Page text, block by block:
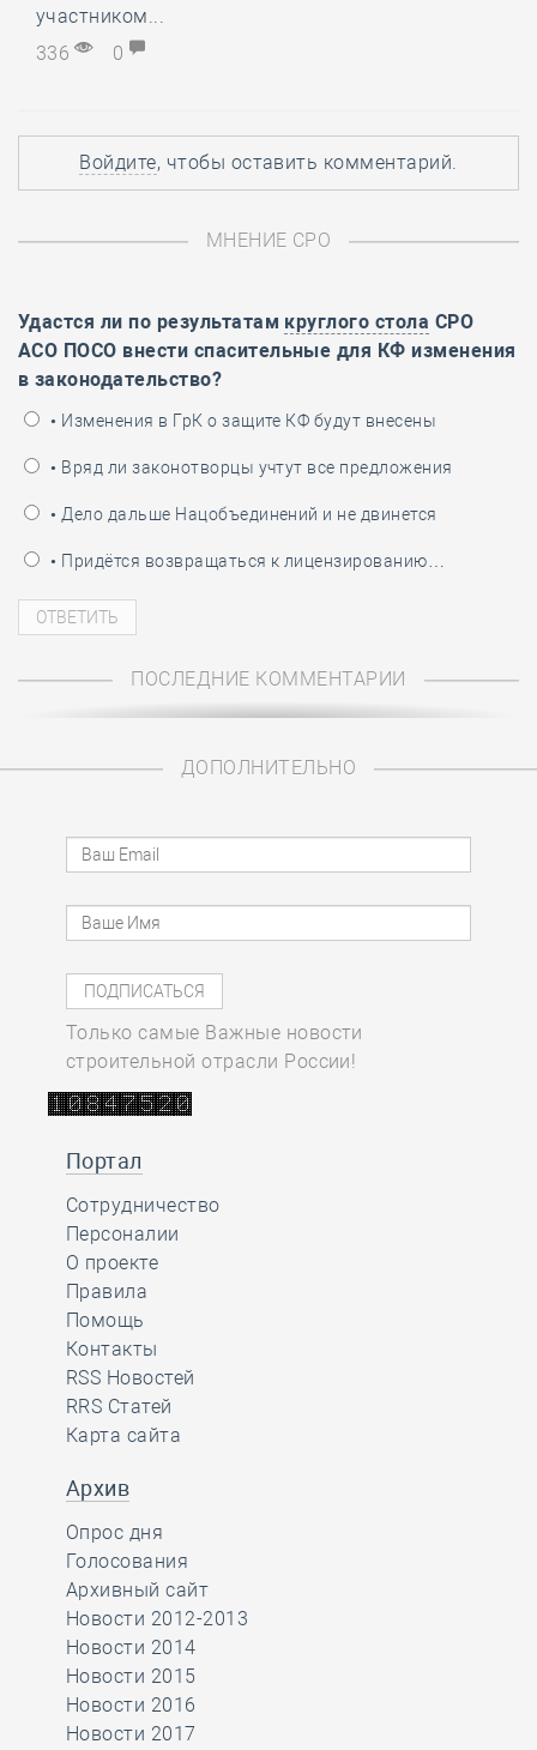
участником...
336
0
Войдите, чтобы оставить комментарий.
МНЕНИЕ СРО
Удастся ли по результатам круглого стола СРО
АСО ПОСО внести спасительные для КФ изменения
в законодательство?
• Изменения в ГрК о защите КФ будут внесены
• Вряд ли законотворцы учтут все предложения
• Дело дальше Нацобъединений и не двинется
• Придётся возвращаться к лицензированию…
ПОСЛЕДНИЕ КОММЕНТАРИИ
ДОПОЛНИТЕЛЬНО
Только самые Важные новости
строительной отрасли России!
Портал
Сотрудничество
Персоналии
О проекте
Правила
Помощь
Контакты
RSS Новостей
RRS Статей
Карта сайта
Архив
Опрос дня
Голосования
Архивный сайт
Новости 2012-2013
Новости 2014
Новости 2015
Новости 2016
Новости 2017